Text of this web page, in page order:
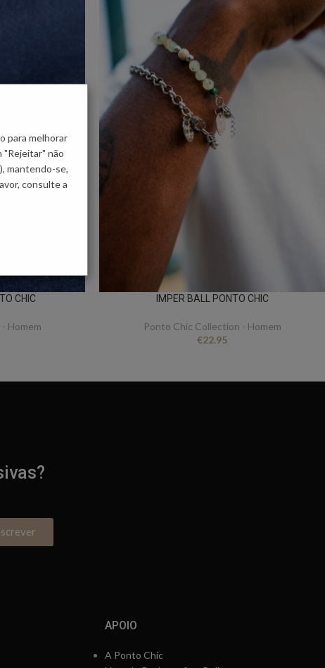
CHIC
Homem
IMPER BALL PONTO CHIC
Ponto Chic Collection - Homem
€22.95
APOIO
A Ponto Chic
para melhorar
"Rejeitar" não
mantendo-se,
consulte a